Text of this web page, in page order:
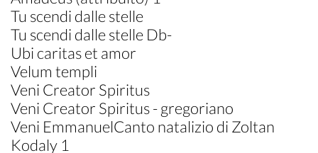
Tu scendi dalle stelle
Tu scendi dalle stelle Db-
Ubi caritas et amor
Velum templi
Veni Creator Spiritus
Veni Creator Spiritus - gregoriano
Veni EmmanuelCanto natalizio di Zoltan
Kodaly 1